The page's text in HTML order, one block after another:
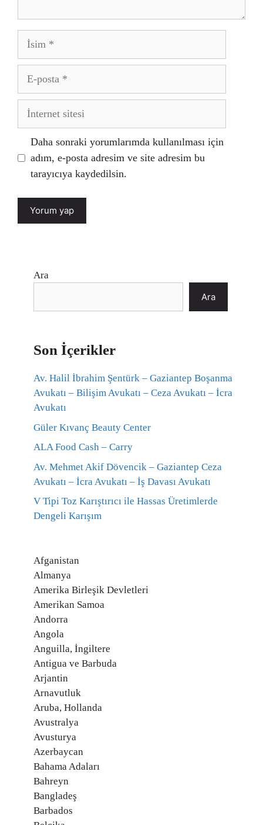
İsim
posta
İnternet
Daha sonraki yorumlarımda kullanılması için
adım, e-posta adresim ve site adresim bu
tarayıcıya kaydedilsin.
Ara
Ara
Son İçerikler
Av. Halil İbrahim Şentürk – Gaziantep Boşanma
Avukatı – Bilişim Avukatı – Ceza Avukatı – İcra
Avukatı
Güler Kıvanç Beauty Center
ALA Food Cash – Carry
Av. Mehmet Akif Dövencik – Gaziantep Ceza
Avukatı – İcra Avukatı – İş Davası Avukatı
V Tipi Toz Karıştırıcı ile Hassas Üretimlerde
Dengeli Karışım
Afganistan
Almanya
Amerika Birleşik Devletleri
Amerikan Samoa
Andorra
Angola
Anguilla, İngiltere
Antigua ve Barbuda
Arjantin
Arnavutluk
Aruba, Hollanda
Avustralya
Avusturya
Azerbaycan
Bahama Adaları
Bahreyn
Bangladeş
Barbados